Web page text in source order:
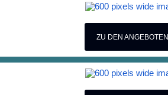
ZU DEN ANGEBOTEN